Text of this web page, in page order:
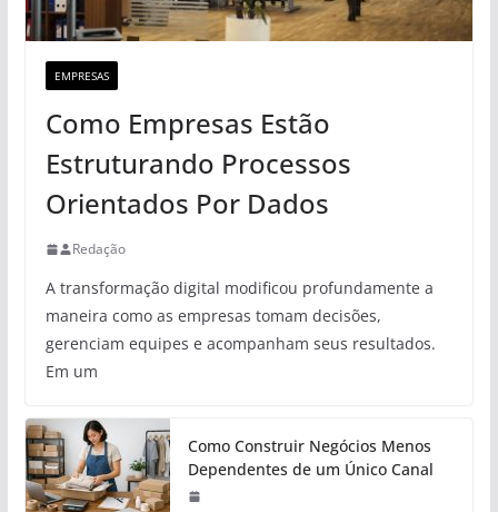
EMPRESAS
Como Empresas Estão
Estruturando Processos
Orientados Por Dados
Redação
A transformação digital modificou profundamente a
maneira como as empresas tomam decisões,
gerenciam equipes e acompanham seus resultados.
Em um
Como Construir Negócios Menos
Dependentes de um Único Canal